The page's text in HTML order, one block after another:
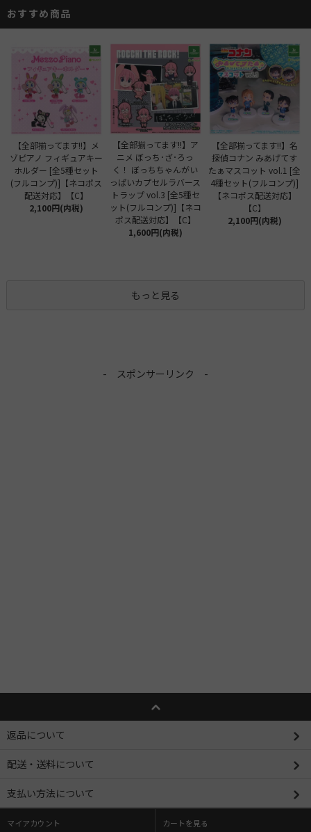
おすすめ商品
【全部揃ってます!!】メ
ゾピアノ フィギュアキー
ホルダー [全5種セット
(フルコンプ)]【ネコポス
配送対応】【C】
2,100円(内税)
【全部揃ってます!!】ア
ニメ ぼっち･ざ･ろっ
く！ ぼっちちゃんがい
っぱいカプセルラバース
トラップ vol.3 [全5種セ
ット(フルコンプ)]【ネコ
ポス配送対応】【C】
1,600円(内税)
【全部揃ってます!!】名
探偵コナン みあげてす
たぁマスコット vol.1 [全
4種セット(フルコンプ)]
【ネコポス配送対応】
【C】
2,100円(内税)
もっと見る
- スポンサーリンク -
返品について
配送・送料について
支払い方法について
マイアカウント カートを見る